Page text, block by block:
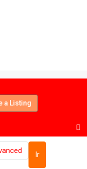
a Listing
Ir